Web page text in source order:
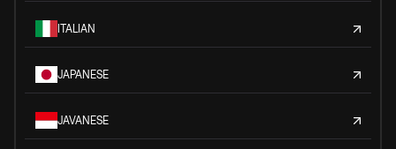
ITALIAN
JAPANESE
JAVANESE